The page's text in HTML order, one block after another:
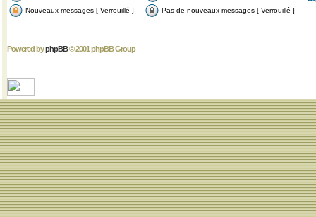
Nouveaux messages [ Verrouillé ]
Pas de nouveaux messages [ Verrouillé ]
Powered byphpBB© 2001 phpBB Group